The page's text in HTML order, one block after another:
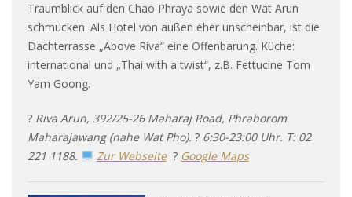
Traumblick auf den Chao Phraya sowie den Wat Arun
schmücken. Als Hotel von außen eher unscheinbar, ist die
Dachterrasse „Above Riva“ eine Offenbarung. Küche:
international und „Thai with a twist“, z.B. Fettucine Tom
Yam Goong.
? Riva Arun, 392/25-26 Maharaj Road, Phraborom
Maharajawang (nahe Wat Pho). ? 6:30-23:00 Uhr. T: 02
221 1188.
Zur Webseite ? Google Maps